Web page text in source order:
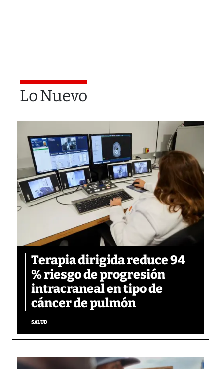
Lo Nuevo
Terapia dirigida reduce 94
% riesgo de progresión
intracraneal en tipo de
cáncer de pulmón
SALUD